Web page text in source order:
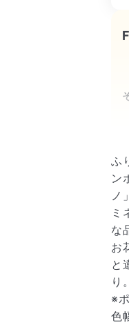
ふ
ン
ノ
ミ
な
お
と
り。
※
色